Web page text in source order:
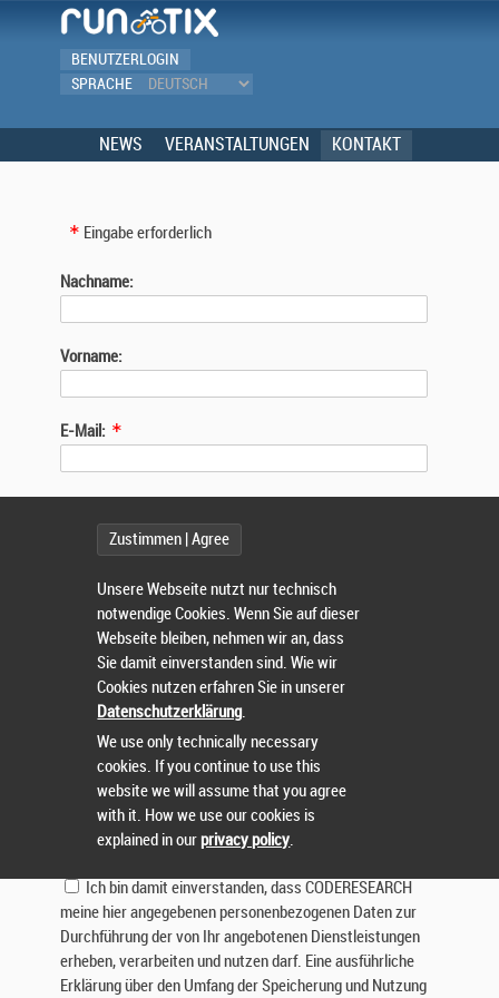
BENUTZERLOGIN
SPRACHE
NEWS VERANSTALTUNGEN KONTAKT
Eingabe erforderlich
Nachname:
Vorname:
E-Mail:
Nachricht:
Lösen Sie die Aufgabe:
Ich bin damit einverstanden, dass CODERESEARCH
meine hier angegebenen personenbezogenen Daten zur
Durchführung der von Ihr angebotenen Dienstleistungen
erheben, verarbeiten und nutzen darf. Eine ausführliche
Erklärung über den Umfang der Speicherung und Nutzung
Zustimmen | Agree
Unsere Webseite nutzt nur technisch
notwendige Cookies. Wenn Sie auf dieser
Webseite bleiben, nehmen wir an, dass
Sie damit einverstanden sind. Wie wir
Cookies nutzen erfahren Sie in unserer
Datenschutzerklärung.
We use only technically necessary
cookies. If you continue to use this
website we will assume that you agree
with it. How we use our cookies is
explained in ourprivacy policy.